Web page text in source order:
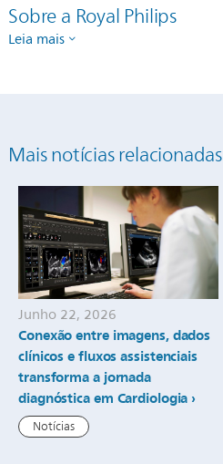
Sobre a Royal Philips
Leia mais
Mais notícias relacionadas
Junho 22, 2026
Conexão entre imagens, dados
clínicos e fluxos assistenciais
transforma a jornada
diagnóstica em Cardiologia
Notícias